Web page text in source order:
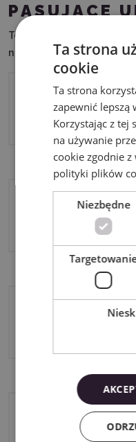
PASUJĄCE
Ten produkt możesz
następującymiTa strona
cookie
Ta strona
zapewnić lepszą
Korzystając z tej
na używanie
cookie zgodnie
polityki plików
Niezbędne